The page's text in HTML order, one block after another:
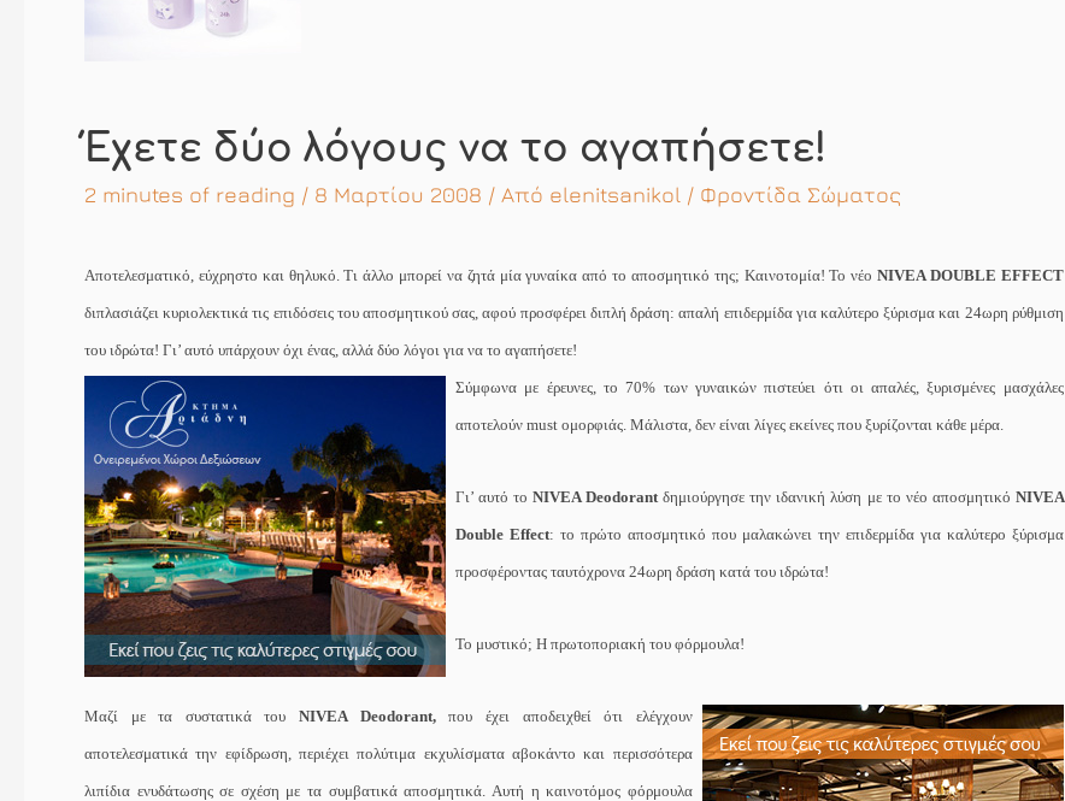
Έχετε δύο λόγους να το αγαπήσετε!
2 minutes of reading / 8 Μαρτίου 2008 / Από elenitsanikol / Φροντίδα Σώματος
Αποτελεσματικό, εύχρηστο και θηλυκό. Τι άλλο μπορεί να ζητά μία γυναίκα από το αποσμητικό της; Καινοτομία! Το νέοNIVEA DOUBLE EFFECT
διπλασιάζει κυριολεκτικά τις επιδόσεις του αποσμητικού σας, αφού προσφέρει διπλή δράση: απαλή επιδερμίδα για καλύτερο ξύρισμα και 24ωρη ρύθμιση
του ιδρώτα! Γι’ αυτό υπάρχουν όχι ένας, αλλά δύο λόγοι για να το αγαπήσετε!
Σύμφωνα με έρευνες, το 70% των γυναικών πιστεύει ότι οι απαλές, ξυρισμένες μασχάλες
αποτελούν must ομορφιάς. Μάλιστα, δεν είναι λίγες εκείνες που ξυρίζονται κάθε μέρα.
Γι’ αυτό τοNIVEA Deodorant δημιούργησε την ιδανική λύση με το νέο αποσμητικό NIVEA
Double Effect: το πρώτο αποσμητικό που μαλακώνει την επιδερμίδα για καλύτερο ξύρισμα
προσφέροντας ταυτόχρονα 24ωρη δράση κατά του ιδρώτα!
To μυστικό; Η πρωτοποριακή του φόρμουλα!
Μαζί με τα συστατικά του NIVEA Deodorant,που έχει αποδειχθεί ότι ελέγχουν
αποτελεσματικά την εφίδρωση, περιέχει πολύτιμα εκχυλίσματα αβοκάντο και περισσότερα
λιπίδια ενυδάτωσης σε σχέση με τα συμβατικά αποσμητικά. Αυτή η καινοτόμος φόρμουλα